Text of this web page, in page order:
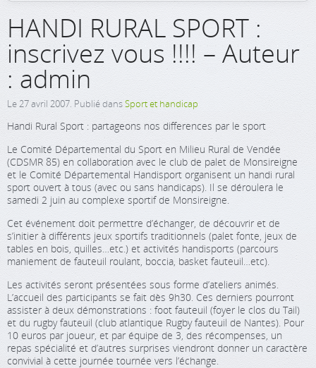
HANDI RURAL SPORT :
inscrivez vous !!!! – Auteur
: admin
Le27 avril 2007. Publié dansSport et handicap
Handi Rural Sport : partageons nos differences par le sport
Le Comité Départemental du Sport en Milieu Rural de Vendée
(CDSMR 85) en collaboration avec le club de palet de Monsireigne
et le Comité Départemental Handisport organisent un handi rural
sport ouvert à tous (avec ou sans handicaps). Il se déroulera le
samedi 2 juin au complexe sportif de Monsireigne.
Cet événement doit permettre d’échanger, de découvrir et de
s’initier à différents jeux sportifs traditionnels (palet fonte, jeux de
tables en bois, quilles…etc.) et activités handisports (parcours
maniement de fauteuil roulant, boccia, basket fauteuil…etc).
Les activités seront présentées sous forme d’ateliers animés.
L’accueil des participants se fait dès 9h30. Ces derniers pourront
assister à deux démonstrations : foot fauteuil (foyer le clos du Tail)
et du rugby fauteuil (club atlantique Rugby fauteuil de Nantes). Pour
10 euros par joueur, et par équipe de 3, des récompenses, un
repas spécialité et d’autres surprises viendront donner un caractère
convivial à cette journée tournée vers l’échange.